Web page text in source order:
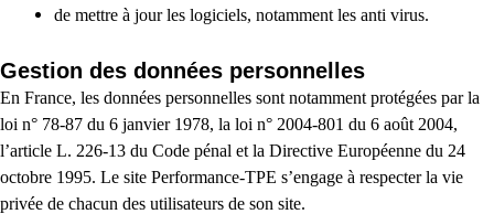
de mettre à jour les logiciels, notamment les anti virus.
Gestion des données personnelles
En France, les données personnelles sont notamment protégées par la
loi n° 78-87 du 6 janvier 1978, la loi n° 2004-801 du 6 août 2004,
l’article L. 226-13 du Code pénal et la Directive Européenne du 24
octobre 1995. Le site Performance-TPE s’engage à respecter la vie
privée de chacun des utilisateurs de son site.